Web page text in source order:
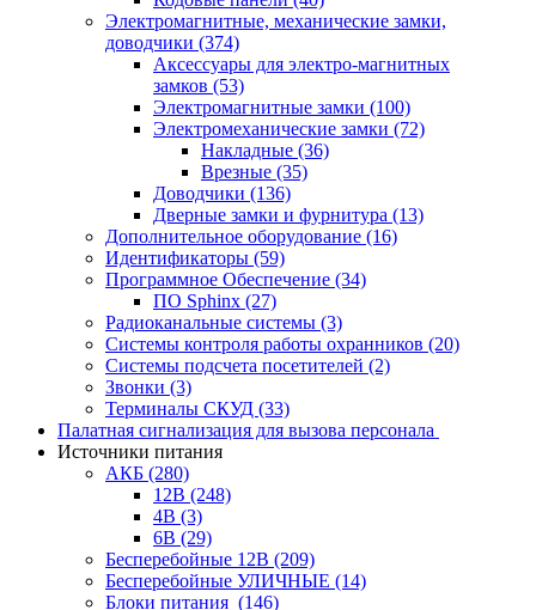
Электромагнитные, механические замки,
доводчики (374)
Аксессуары для электро-магнитных
замков (53)
Электромагнитные замки (100)
Электромеханические замки (72)
Накладные (36)
Врезные (35)
Доводчики (136)
Дверные замки и фурнитура (13)
Дополнительное оборудование (16)
Идентификаторы (59)
Программное Обеспечение (34)
ПО Sphinx (27)
Радиоканальные системы (3)
Системы контроля работы охранников (20)
Системы подсчета посетителей (2)
Звонки (3)
Терминалы СКУД (33)
Палатная сигнализация для вызова персонала
Источники питания
АКБ (280)
12В (248)
4В (3)
6В (29)
Бесперебойные 12В (209)
Бесперебойные УЛИЧНЫЕ (14)
Блоки питания (146)